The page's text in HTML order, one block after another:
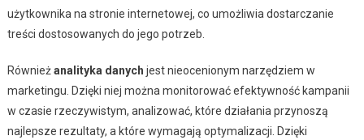
użytkownika na stronie internetowej, co umożliwia dostarczanie
treści dostosowanych do jego potrzeb.
Równieżanalityka danych jest nieocenionym narzędziem w
marketingu. Dzięki niej można monitorować efektywność kampanii
w czasie rzeczywistym, analizować, które działania przynoszą
najlepsze rezultaty, a które wymagają optymalizacji. Dzięki